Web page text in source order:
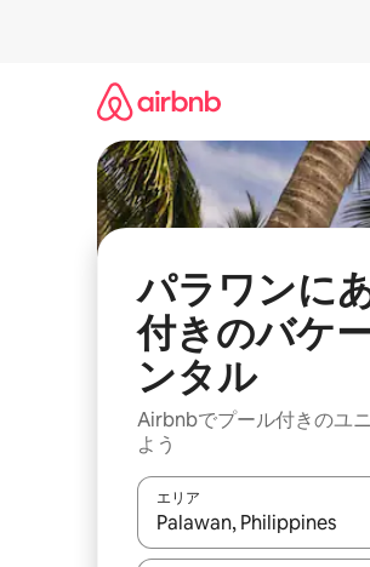
パラワンに
付きのバケ
ンタル
Airbnbでプール付きのユ
よう
エリア
検索結果が表示されたら、